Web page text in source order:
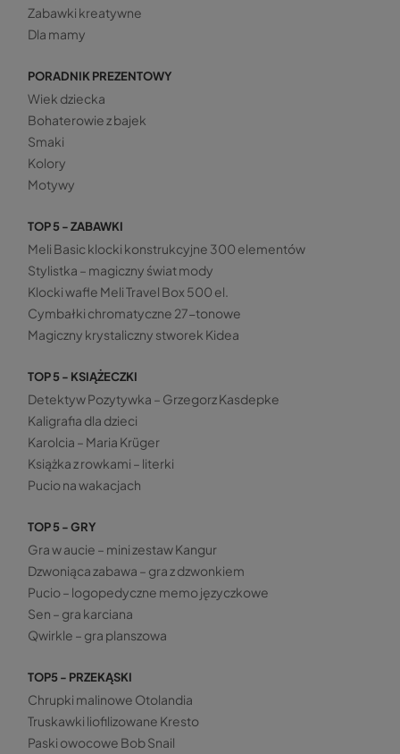
Zabawki kreatywne
Dla mamy
PORADNIK PREZENTOWY
Wiek dziecka
Bohaterowie z bajek
Smaki
Kolory
Motywy
TOP 5 - ZABAWKI
Meli Basic klocki konstrukcyjne 300 elementów
Stylistka – magiczny świat mody
Klocki wafle Meli Travel Box 500 el.
Cymbałki chromatyczne 27-tonowe
Magiczny krystaliczny stworek Kidea
TOP 5 - KSIĄŻECZKI
Detektyw Pozytywka – Grzegorz Kasdepke
Kaligrafia dla dzieci
Karolcia – Maria Krüger
Książka z rowkami – literki
Pucio na wakacjach
TOP 5 - GRY
Gra w aucie – mini zestaw Kangur
Dzwoniąca zabawa – gra z dzwonkiem
Pucio – logopedyczne memo języczkowe
Sen – gra karciana
Qwirkle – gra planszowa
TOP5 - PRZEKĄSKI
Chrupki malinowe Otolandia
Truskawki liofilizowane Kresto
Paski owocowe Bob Snail